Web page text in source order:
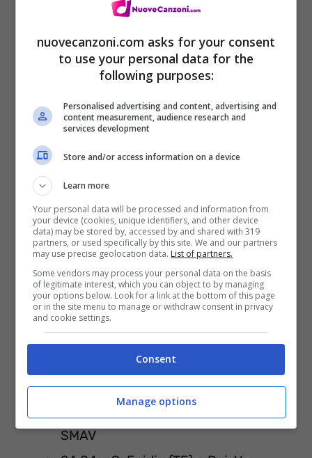
Prima però volevo ricordarvi le prossime
date dell’instore tour della band:
04.02 – Carpi (MO) – Arci Mattatoyo
05.02 – Milano – Biko
07.02 – Rosà (VI) – Vinile Club
14.02 – Bologna – Locomotiv Club
20.02 – Savigliano (CN) – Circolo
Mezcal
21.02 – Firenze – Tender
27.02 – Trieste – Tetris
28.02 – Ravenna – Bronson
07.03 – Bergamo – Clash Club
14.03 – Lucca – Veleno
21.03 – Padova – Mame
10.04 – Pescara – Qube Club
17.04 – Santa Maria a Vico (CE) –
SMAV
nuovecanzoni.com asks for your consent
to use your personal data for the
following purposes:
Personalised advertising and content, advertising and
content measurement, audience research and
services development
Store and/or access information on a device
Learn more
Your personal data will be processed and information from
your device (cookies, unique identifiers, and other device
data) may be stored by, accessed by and shared with 319
partners, or used specifically by this site. We and our partners
may use precise geolocation data. List of partners.
Some vendors may process your personal data on the basis
of legitimate interest, which you can object to by managing
your options below. Look for a link at the bottom of this page
or in the site menu to manage or withdraw consent in privacy
and cookie settings.
Consent
Manage options